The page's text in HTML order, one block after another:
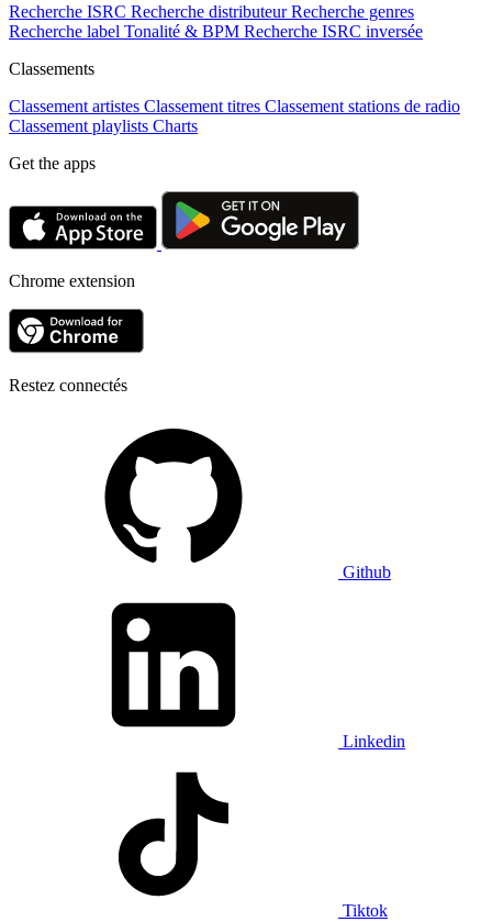
Recherche ISRC Recherche distributeur Recherche genres
Recherche label Tonalité & BPM Recherche ISRC inversée
Classements
Classement artistes Classement titres Classement stations de radio
Classement playlists Charts
Get the apps
Chrome extension
Restez connectés
Github
Linkedin
Tiktok